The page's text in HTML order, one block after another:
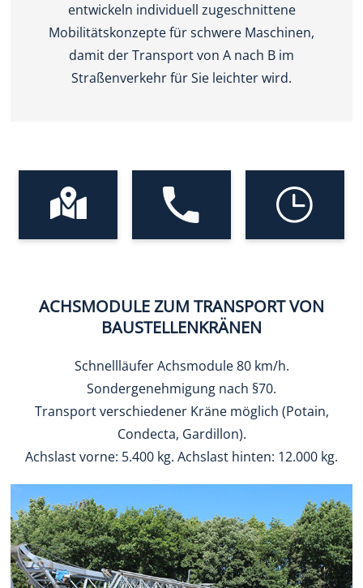
entwickeln individuell zugeschnittene
Mobilitätskonzepte für schwere Maschinen,
damit der Transport von A nach B im
Straßenverkehr für Sie leichter wird.
ACHSMODULE ZUM TRANSPORT VON
BAUSTELLENKRÄNEN
Schnellläufer Achsmodule 80 km/h.
Sondergenehmigung nach §70.
Transport verschiedener Kräne möglich (Potain,
Condecta, Gardillon).
Achslast vorne: 5.400 kg. Achslast hinten: 12.000 kg.